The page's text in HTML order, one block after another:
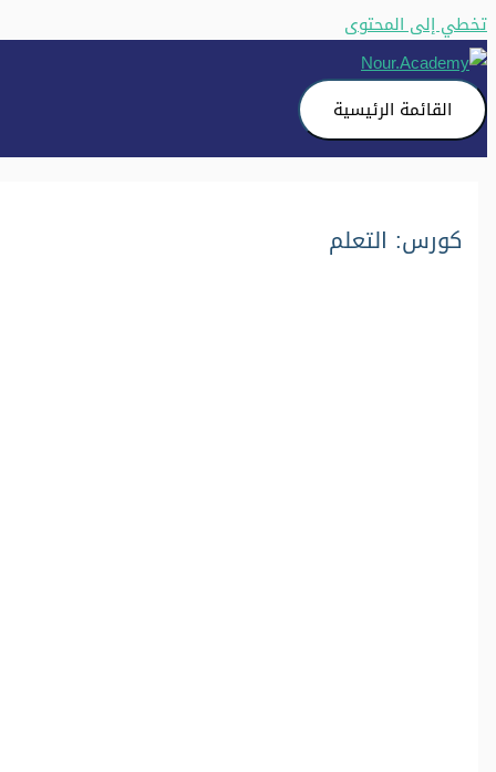
تخطي إلى المحتوى
القائمة الرئيسية
كورس: التعلم